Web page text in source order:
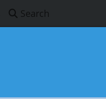
Search